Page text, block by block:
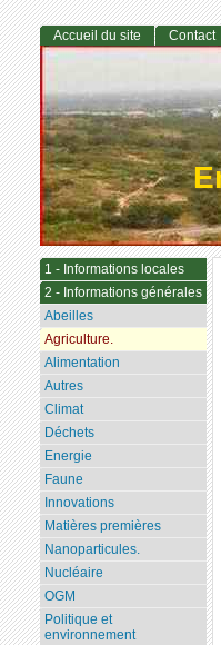
Accueil du site Contact
1 - Informations locales
2 - Informations générales
Abeilles
Agriculture.
Alimentation
Autres
Climat
Déchets
Energie
Faune
Innovations
Matières premières
Nanoparticules.
Nucléaire
OGM
Politique et
environnement